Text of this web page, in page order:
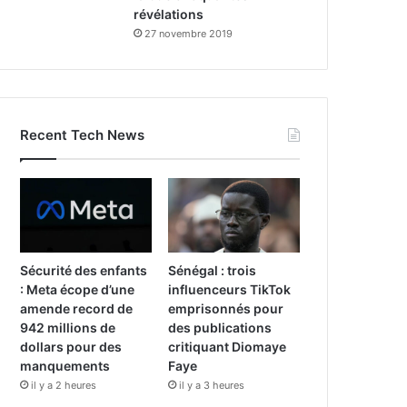
révélations
27 novembre 2019
Recent Tech News
Sécurité des enfants
: Meta écope d’une
amende record de
942 millions de
dollars pour des
manquements
il y a 2 heures
Sénégal : trois
influenceurs TikTok
emprisonnés pour
des publications
critiquant Diomaye
Faye
il y a 3 heures